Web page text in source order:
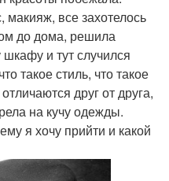
макияж, все захотелось
до дома, решила
шкафу и тут случился
такое стиль, что такое
друг от друга,
на кучу одежды.
я хочу прийти и какой